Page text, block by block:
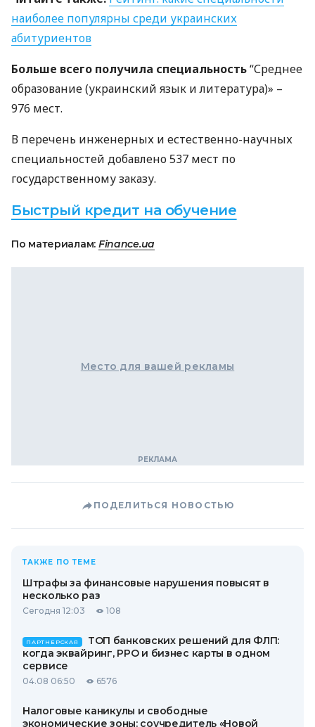
наиболее популярны среди украинских
абитуриентов
Больше всего получила специальность“Среднее
образование (украинский язык и литература)» –
976 мест.
В перечень инженерных и естественно-научных
специальностей добавлено 537 мест по
государственному заказу.
Быстрый кредит на обучение
По материалам: Finance.ua
Место для вашей рекламы
ПОДЕЛИТЬСЯ НОВОСТЬЮ
ТАКЖЕ ПО ТЕМЕ
Штрафы за финансовые нарушения повысят в
несколько раз
Сегодня 12:03 108
ПАРТНЕРСКАЯ
ТОП банковских решений для ФЛП:
когда эквайринг, РРО и бизнес карты в одном
сервисе
04.08 06:50 6576
Налоговые каникулы и свободные
экономические зоны: соучредитель «Новой